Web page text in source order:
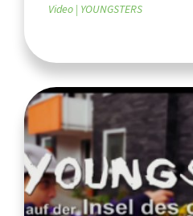
Video YOUNGSTERS